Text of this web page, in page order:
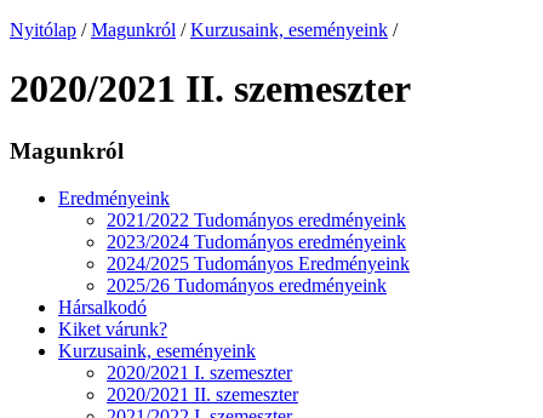
Nyitólap / Magunkról / Kurzusaink, eseményeink /
2020/2021 II. szemeszter
Magunkról
Eredményeink
2021/2022 Tudományos eredményeink
2023/2024 Tudományos eredményeink
2024/2025 Tudományos Eredményeink
2025/26 Tudományos eredményeink
Hársalkodó
Kiket várunk?
Kurzusaink, eseményeink
2020/2021 I. szemeszter
2020/2021 II. szemeszter